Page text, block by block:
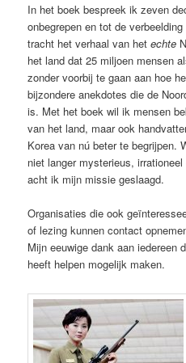
In het boek bespreek ik zeven
onbegrepen en tot de
tracht het verhaal van hetechte
het land dat 25 miljoen mensen
zonder voorbij te gaan aan hoe
bijzondere anekdotes die de
is. Met het boek wil ik mensen
van het land, maar ook
Korea van nú beter te begrijpen.
niet langer mysterieus,
acht ik mijn missie geslaagd.
Organisaties die ook
of lezing kunnen contact
Mijn eeuwige dank aan iedereen
heeft helpen mogelijk maken.